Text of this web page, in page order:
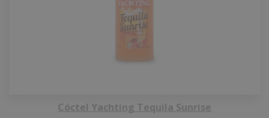
Cóctel Yachting Tequila Sunrise